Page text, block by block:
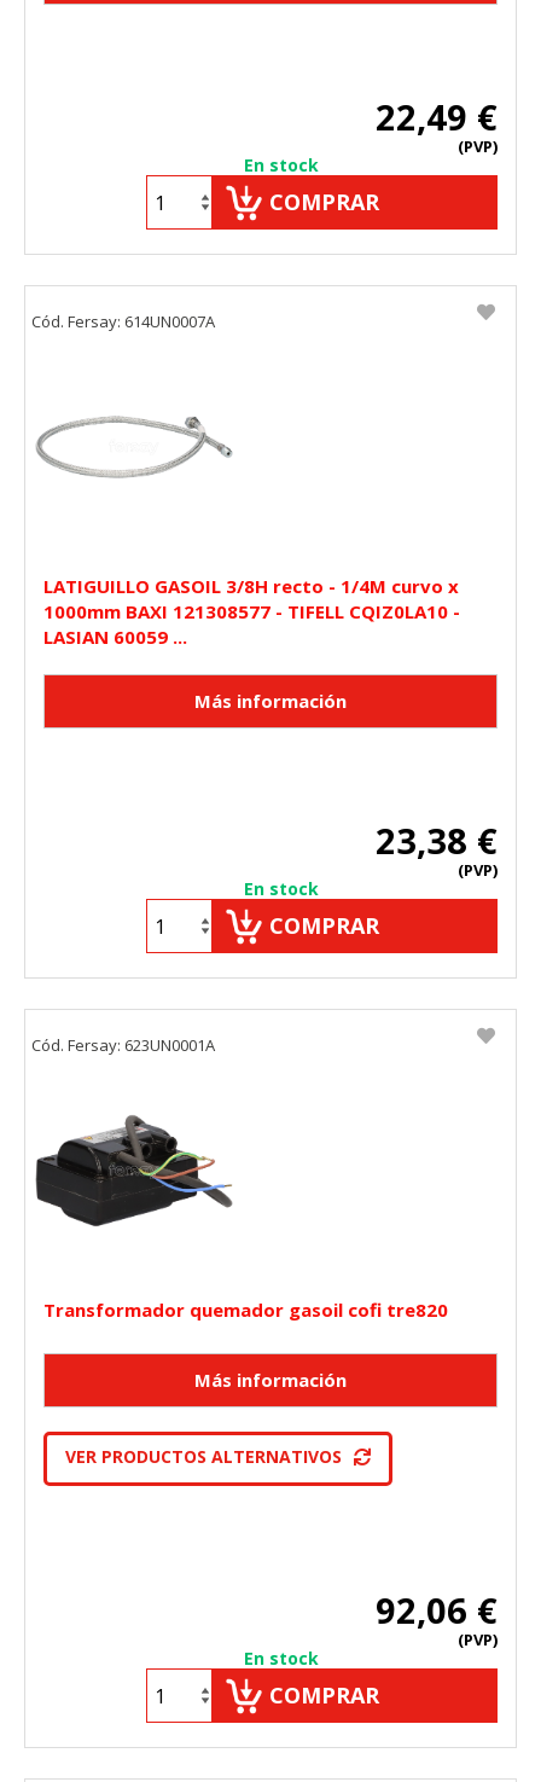
22,49 €
(PVP)
En stock
COMPRAR
LATIGUILLO GASOIL 3/8H recto - 1/4M curvo x
1000mm BAXI 121308577 - TIFELL CQIZ0LA10 -
LASIAN 60059 ...
23,38 €
(PVP)
En stock
COMPRAR
Cód. Fersay: 614UN0007A
Transformador quemador gasoil cofi tre820
VER PRODUCTOS ALTERNATIVOS
92,06 €
(PVP)
En stock
COMPRAR
Cód. Fersay: 623UN0001A